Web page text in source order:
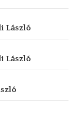
László
László